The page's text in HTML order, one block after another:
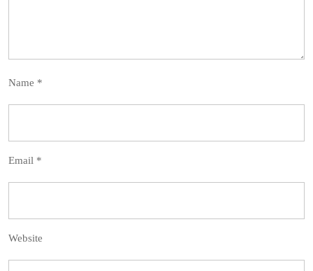
Name *
Email *
Website